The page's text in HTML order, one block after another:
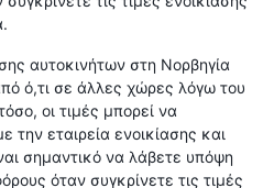
αυτοκινήτων στη Νορβηγία
ό,τι σε άλλες χώρες λόγω του
οι τιμές μπορεί να
εταιρεία ενοικίασης και
σημαντικό να λάβετε υπόψη
όταν συγκρίνετε τις τιμές